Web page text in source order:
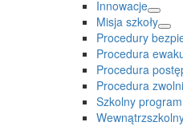
Innowacje
Misja szkoły
Procedury
Procedura
Procedura
Procedura
Szkolny